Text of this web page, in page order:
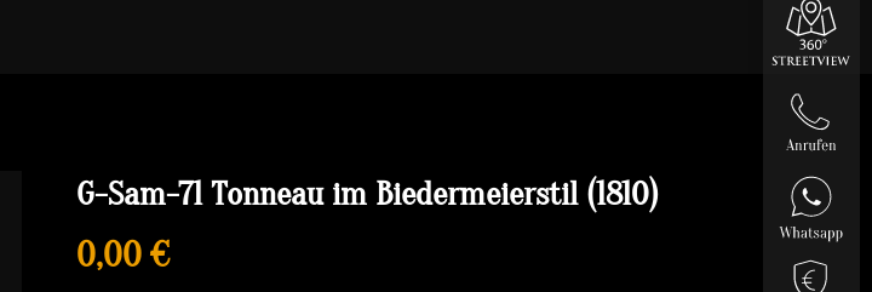
G-Sam-71 Tonneau im Biedermeierstil (1810)
0,00 €